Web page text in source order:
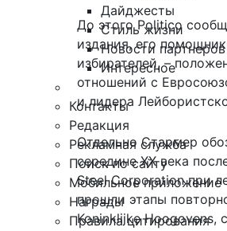
Дайджесты
Стиль жизни
Новости партнеров
Интересное
Контакты
Редакция
Рекламная служба
Поиск по сайту
Мобильное приложение
Награды
Правила цитирования
До этого Politico
издания,его
избирателей, –
отношений с
и лидера
Отдельно Стармер
середине XX века
Steel Corporation при
прошли этапы
Koninklijke Hoogovens,